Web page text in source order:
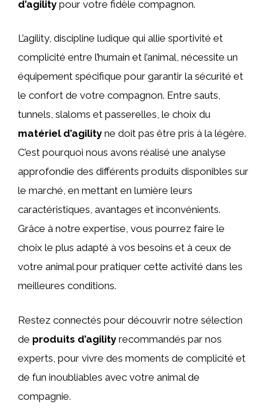
d’agility pour votre fidèle compagnon.
L’agility, discipline ludique qui allie sportivité et
complicité entre l’humain et l’animal, nécessite un
équipement spécifique pour garantir la sécurité et
le confort de votre compagnon. Entre sauts,
tunnels, slaloms et passerelles, le choix du
matériel d’agility ne doit pas être pris à la légère.
C’est pourquoi nous avons réalisé une analyse
approfondie des différents produits disponibles sur
le marché, en mettant en lumière leurs
caractéristiques, avantages et inconvénients.
Grâce à notre expertise, vous pourrez faire le
choix le plus adapté à vos besoins et à ceux de
votre animal pour pratiquer cette activité dans les
meilleures conditions.
Restez connectés pour découvrir notre sélection
de produits d’agility recommandés par nos
experts, pour vivre des moments de complicité et
de fun inoubliables avec votre animal de
compagnie.